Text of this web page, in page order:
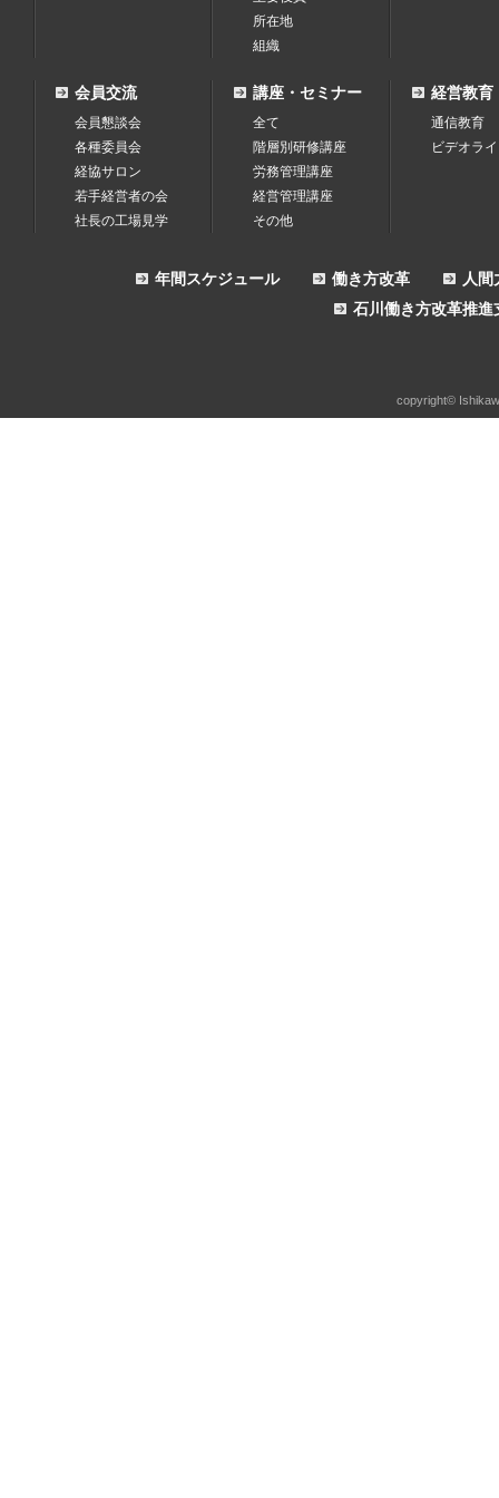
所在地
組織
会員交流
会員懇談会
各種委員会
経協サロン
若手経営者の会
社長の工場見学
講座・セミナー
全て
階層別研修講座
労務管理講座
経営管理講座
その他
経営教育
通信教育
ビデオラ
人
働き方改革
年間スケジュール
石川働き方改革推進
copyright©